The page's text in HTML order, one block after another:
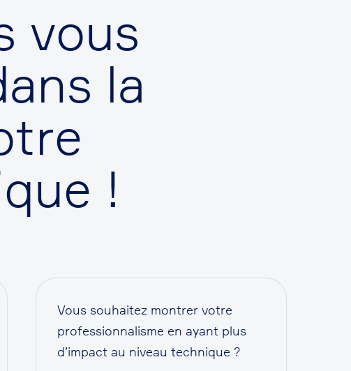
vous
la
!
Vous souhaitez montrer votre
professionnalisme en ayant plus
d’impact au niveau technique ?